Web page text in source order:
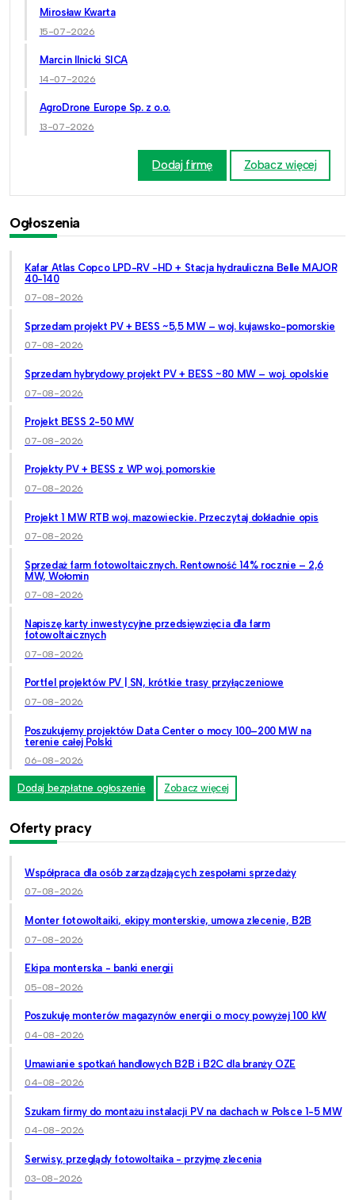
Mirosław Kwarta
15-07-2026
Marcin Ilnicki SICA
14-07-2026
AgroDrone Europe Sp. z o.o.
13-07-2026
Dodaj firmę Zobacz więcej
Ogłoszenia
Kafar Atlas Copco LPD-RV -HD + Stacja hydrauliczna Belle MAJOR
40-140
07-08-2026
Sprzedam projekt PV + BESS ~5,5 MW – woj. kujawsko-pomorskie
07-08-2026
Sprzedam hybrydowy projekt PV + BESS ~80 MW – woj. opolskie
07-08-2026
Projekt BESS 2-50 MW
07-08-2026
Projekty PV + BESS z WP woj. pomorskie
07-08-2026
Projekt 1 MW RTB woj. mazowieckie. Przeczytaj dokładnie opis
07-08-2026
Sprzedaż farm fotowoltaicznych. Rentowność 14% rocznie – 2,6
MW, Wołomin
07-08-2026
Napiszę karty inwestycyjne przedsięwzięcia dla farm
fotowoltaicznych
07-08-2026
Portfel projektów PV | SN, krótkie trasy przyłączeniowe
07-08-2026
Poszukujemy projektów Data Center o mocy 100–200 MW na
terenie całej Polski
06-08-2026
Dodaj bezpłatne ogłoszenie Zobacz więcej
Oferty pracy
Współpraca dla osób zarządzających zespołami sprzedaży
07-08-2026
Monter fotowoltaiki, ekipy monterskie, umowa zlecenie, B2B
07-08-2026
Ekipa monterska - banki energii
05-08-2026
Poszukuję monterów magazynów energii o mocy powyżej 100 kW
04-08-2026
Umawianie spotkań handlowych B2B i B2C dla branży OZE
04-08-2026
Szukam firmy do montażu instalacji PV na dachach w Polsce 1-5 MW
04-08-2026
Serwisy, przeglądy fotowoltaika - przyjmę zlecenia
03-08-2026